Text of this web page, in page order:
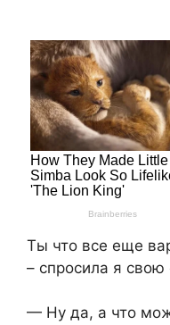
Ты что все еще
– спросила я свою
— Ну да, а что